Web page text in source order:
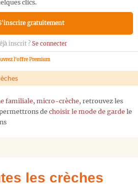
clics.
gratuitement
inscrit ? Se connecter
l'offre Premium
familiale, micro-crèche, retrouvez les
de choisir le mode de garde le
les crèches